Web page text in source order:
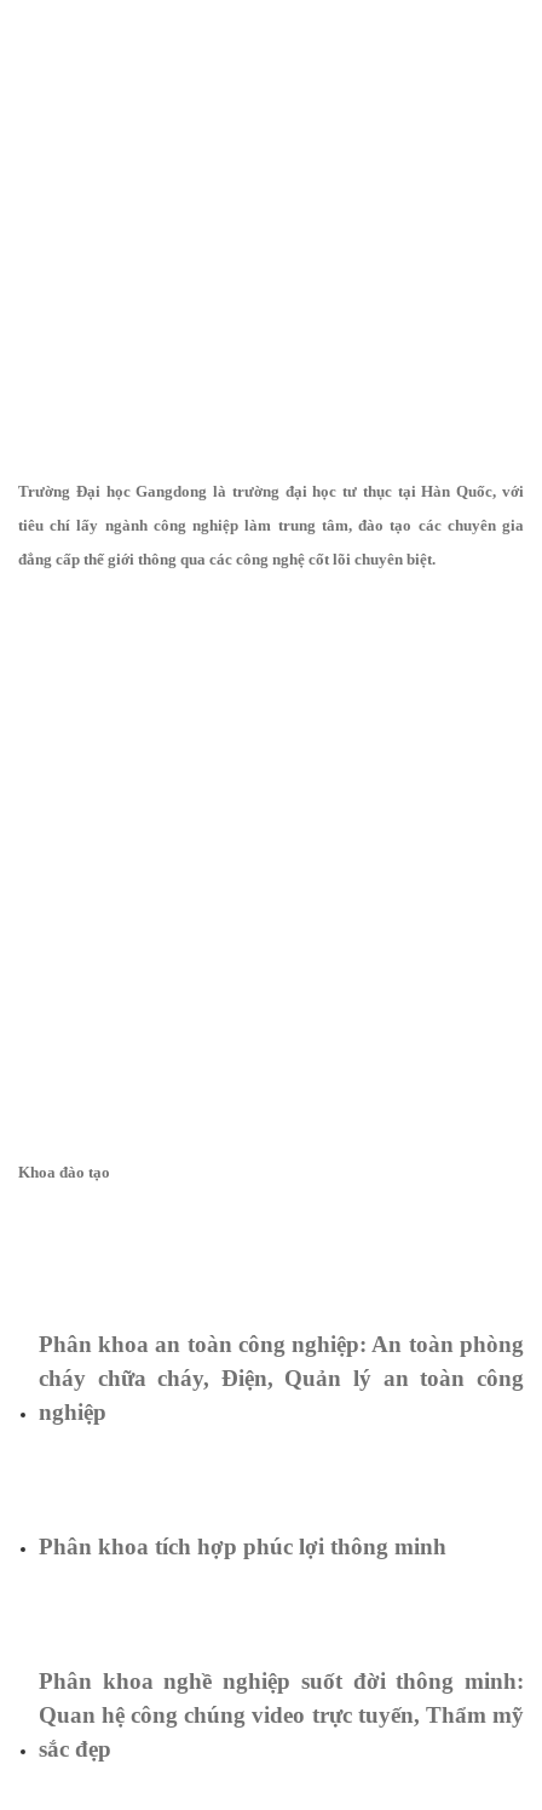
Trường Đại học Gangdong là trường đại học tư thục tại Hàn Quốc, với
tiêu chí lấy ngành công nghiệp làm trung tâm, đào tạo các chuyên gia
đẳng cấp thế giới thông qua các công nghệ cốt lõi chuyên biệt.
Khoa đào tạo
Phân khoa an toàn công nghiệp: An toàn phòng
cháy chữa cháy, Điện, Quản lý an toàn công
nghiệp
Phân khoa tích hợp phúc lợi thông minh
Phân khoa nghề nghiệp suốt đời thông minh:
Quan hệ công chúng video trực tuyến, Thẩm mỹ
sắc đẹp